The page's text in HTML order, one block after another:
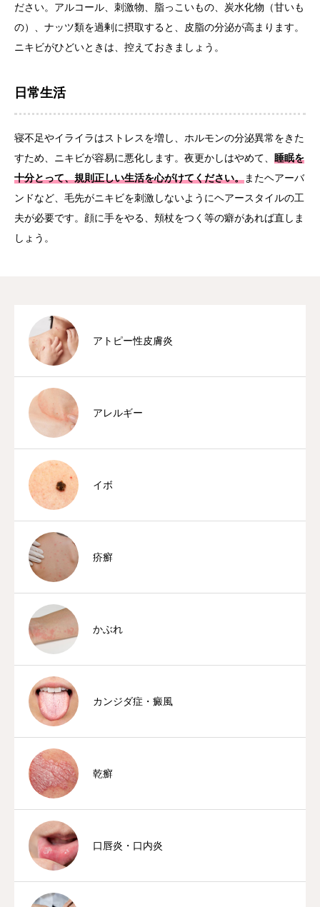
ださい。アルコール、刺激物、脂っこいもの、炭水化物（甘いも
の）、ナッツ類を過剰に摂取すると、皮脂の分泌が高まります。
ニキビがひどいときは、控えておきましょう。
日常生活
寝不足やイライラはストレスを増し、ホルモンの分泌異常をきた
すため、ニキビが容易に悪化します。夜更かしはやめて、 睡眠を
十分とって、規則正しい生活を心がけてください。またヘアーバ
ンドなど、毛先がニキビを刺激しないようにヘアースタイルの工
夫が必要です。顔に手をやる、頬杖をつく等の癖があれば直しま
しょう。
アトピー性皮膚炎
アレルギー
イボ
疥癬
かぶれ
カンジダ症・癜風
乾癬
口唇炎・口内炎